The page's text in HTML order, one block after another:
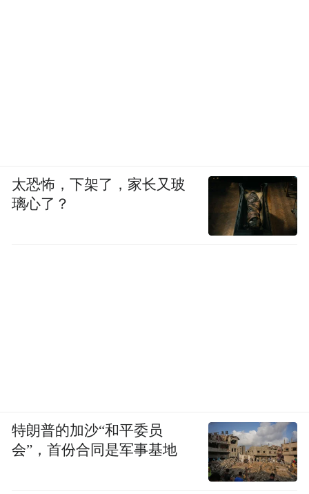
太恐怖，下架了，家长又玻
璃心了？
特朗普的加沙“和平委员
会”，首份合同是军事基地